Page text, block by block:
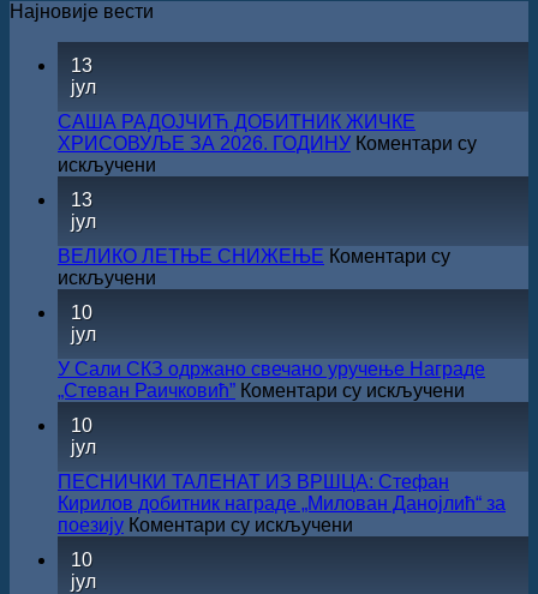
Најновије вести
13
јул
САША РАДОЈЧИЋ ДОБИТНИК ЖИЧКЕ
ХРИСОВУЉЕ ЗА 2026. ГОДИНУ Коментари су
искључени
ЖИЧКЕ
ХРИСОВУЉЕ
ЗА
13
јул
ВЕЛИКО ЛЕТЊЕ СНИЖЕЊЕ Коментари су
искључени
10
јул
У Сали СКЗ одржано свечано уручење Награде
„Стеван Раичковић” Коментари су искључени
свечано
Награде
10
јул
ПЕСНИЧКИ ТАЛЕНАТ ИЗ ВРШЦА: Стефан
Кирилов добитник награде „Милован Данојлић“ за
поезију Коментари су искључени
10
јул